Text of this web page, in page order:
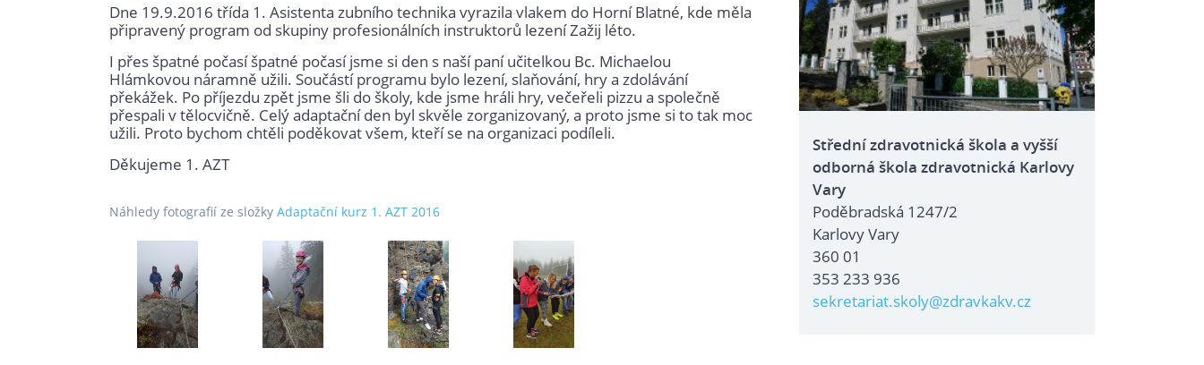
2016
Dne 19.9.2016 třída 1. Asistenta zubního technika vyrazila vlakem do Horní Blatné, kde měla
připravený program od skupiny profesionálních instruktorů lezení Zažij léto.
I přes špatné počasí špatné počasí jsme si den s naší paní učitelkou Bc. Michaelou
Hlámkovou náramně užili. Součástí programu bylo lezení, slaňování, hry a zdolávání
překážek. Po příjezdu zpět jsme šli do školy, kde jsme hráli hry, večeřeli pizzu a společně
přespali v tělocvičně. Celý adaptační den byl skvěle zorganizovaný, a proto jsme si to tak moc
užili. Proto bychom chtěli poděkovat všem, kteří se na organizaci podíleli.
Děkujeme 1. AZT
Náhledy fotografií ze složky Adaptační kurz 1. AZT 2016
Střední zdravotnická škola a vyšší
odborná škola zdravotnická Karlovy
Vary
Poděbradská 1247/2
Karlovy Vary
360 01
353 233 936
sekretariat.skoly@zdravkakv.cz